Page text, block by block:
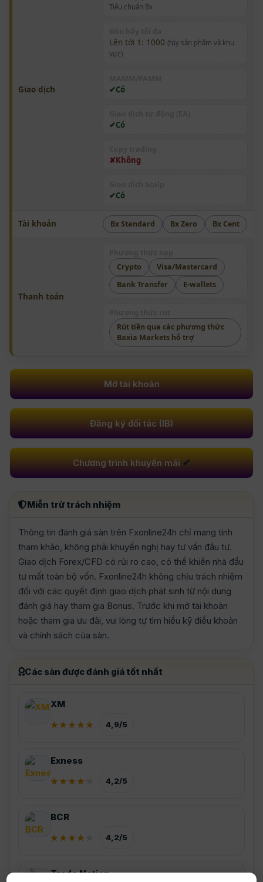
Giao dịch
Tiêu chuẩn Bx
Lên tới 1: 1000 (tùy sản phẩm và khu
vực)
Có
Có
Không
Có
Tài khoản Bx Standard Bx Zero Bx Cent
Thanh toán
Crypto
Visa/Mastercard
Bank Transfer
E-wallets
Rút tiền qua các phương thức
Baxia Markets hỗ trợ
Mở tài khoản
Đăng ký đối tác (IB)
Chương trình khuyến mãi ✔
Miễn trừ trách nhiệm
Thông tin đánh giá sàn trên Fxonline24h chỉ mang tính
tham khảo, không phải khuyến nghị hay tư vấn đầu tư.
Giao dịch Forex/CFD có rủi ro cao, có thể khiến nhà đầu
tư mất toàn bộ vốn. Fxonline24h không chịu trách nhiệm
đối với các quyết định giao dịch phát sinh từ nội dung
đánh giá hay tham gia Bonus. Trước khi mở tài khoản
hoặc tham gia ưu đãi, vui lòng tự tìm hiểu kỹ điều khoản
và chính sách của sàn.
Các sàn được đánh giá tốt nhất
XM
4,9/5
Exness
4,2/5
BCR
4,2/5
Trade Nation